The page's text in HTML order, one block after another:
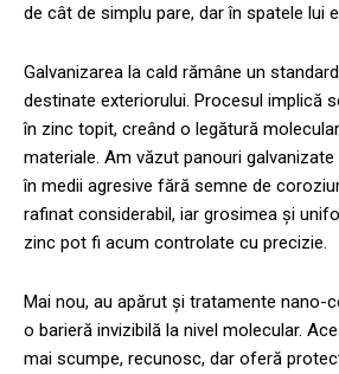
de cât de simplu pare, dar în spatele lui
Galvanizarea la cald rămâne un
destinate exteriorului. Procesul implică
în zinc topit, creând o legătură
materiale. Am văzut panouri
în medii agresive fără semne de
rafinat considerabil, iar grosimea și
zinc pot fi acum controlate cu precizie.
Mai nou, au apărut și tratamente nano-
o barieră invizibilă la nivel molecular.
mai scumpe, recunosc, dar oferă